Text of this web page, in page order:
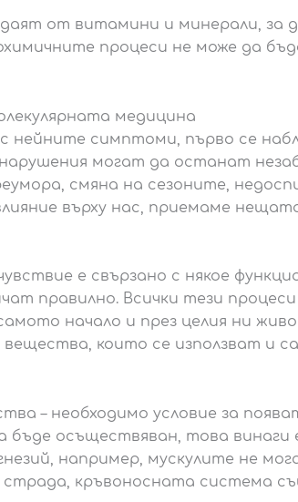
от витамини и минерали,
процеси не може да
медицина
нейните симптоми, първо се
могат да останат
смяна на сезоните,
върху нас, приемаме
е свързано с някое
правилно. Всички тези
начало и през целия ни
които се използват и
– необходимо условие за
бъде осъществяван, това винаги
например, мускулите не
страда, кръвоносната система